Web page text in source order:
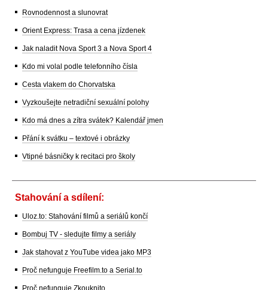
Rovnodennost a slunovrat
Orient Express: Trasa a cena jízdenek
Jak naladit Nova Sport 3 a Nova Sport 4
Kdo mi volal podle telefonního čísla
Cesta vlakem do Chorvatska
Vyzkoušejte netradiční sexuální polohy
Kdo má dnes a zítra svátek? Kalendář jmen
Přání k svátku – textové i obrázky
Vtipné básničky k recitaci pro školy
Stahování a sdílení:
Uloz.to: Stahování filmů a seriálů končí
Bombuj TV - sledujte filmy a seriály
Jak stahovat z YouTube videa jako MP3
Proč nefunguje Freefilm.to a Serial.to